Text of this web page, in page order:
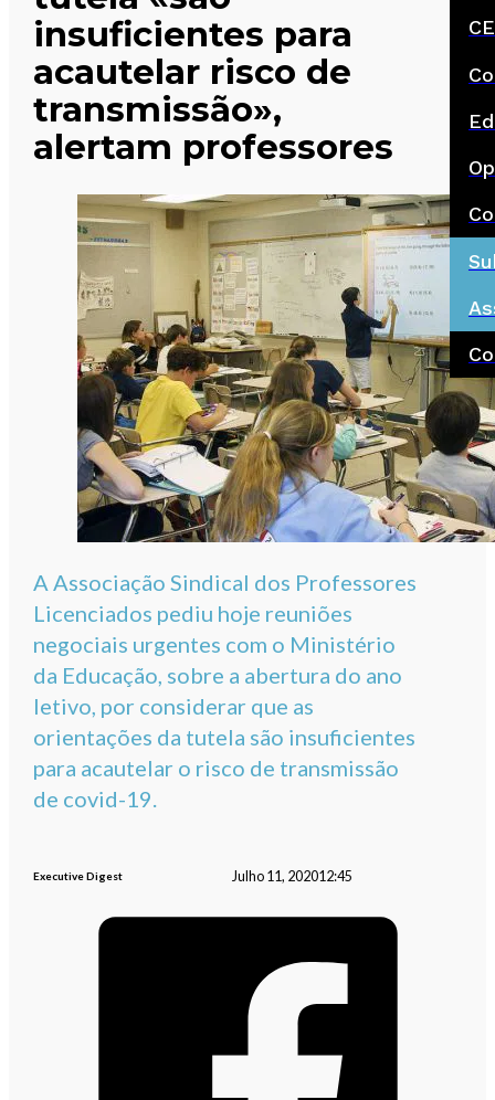
insuficientes para
acautelar risco de
transmissão»,
alertam professores
A Associação Sindical dos Professores
Licenciados pediu hoje reuniões
negociais urgentes com o Ministério
da Educação, sobre a abertura do ano
letivo, por considerar que as
orientações da tutela são insuficientes
para acautelar o risco de transmissão
de covid-19.
Executive Digest Julho 11, 202012:45